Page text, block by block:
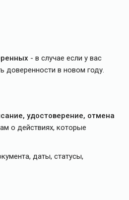
- в случае если у вас
доверенности в новом году.
удостоверение, отмена
о действиях, которые
даты, статусы,